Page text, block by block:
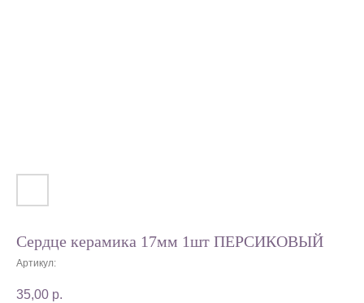
Сердце керамика 17мм 1шт ПЕРСИКОВЫЙ
Артикул:
35,00 р.